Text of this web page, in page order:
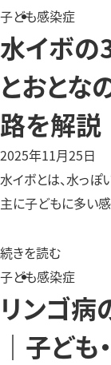
子ども感染症
水イボの
とおとな
路を解説
2025年11月25日
水イボとは、水っ
主に子どもに多い
続きを読む
子ども感染症
リンゴ病
｜子ども